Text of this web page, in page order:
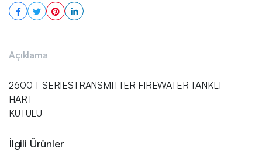
Açıklama
2600 T SERIESTRANSMITTER FIREWATER TANKLI –
HART
KUTULU
İlgili Ürünler